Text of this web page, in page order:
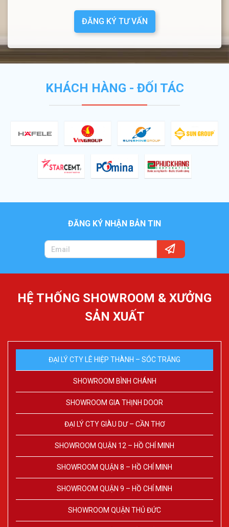
ĐĂNG KÝ TƯ VẤN
KHÁCH HÀNG - ĐỐI TÁC
ĐĂNG KÝ NHẬN BẢN TIN
HỆ THỐNG SHOWROOM & XƯỞNG
SẢN XUẤT
ĐẠI LÝ CTY LÊ HIỆP THÀNH – SÓC TRĂNG
SHOWROOM BÌNH CHÁNH
SHOWROOM GIA THỊNH DOOR
ĐẠI LÝ CTY GIÀU DƯ – CẦN THƠ
SHOWROOM QUẬN 12 – HỒ CHÍ MINH
SHOWROOM QUẬN 8 – HỒ CHÍ MINH
SHOWROOM QUẬN 9 – HỒ CHÍ MINH
SHOWROOM QUẬN THỦ ĐỨC